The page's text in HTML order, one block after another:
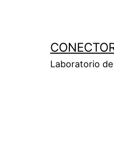
Laboratorio